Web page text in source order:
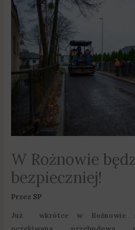
W Rożnowie
bezpieczniej!
Przez SP
Już wkrótce w Rożnowie